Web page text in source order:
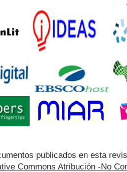
publicados en esta
Commons Atribución -No